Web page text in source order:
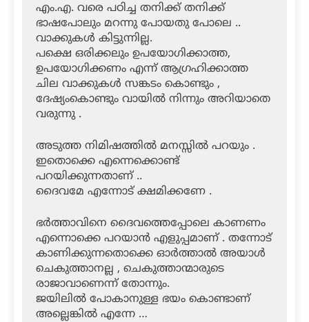
എം.എ. വരെ പഠിച്ച തനിക്ക് തനിക്ക്
ഭാഷപോലും മറന്നു പോയതു പോലെ ..
വാക്കുകൾ കിട്ടുന്നില്ല.
പക്ഷെ ഒരിക്കലും ഉപയോഗിക്കാത്ത,
ഉപയോഗിക്കണം എന്ന് ആഗ്രഹിക്കാത്ത
ചില വാക്കുകൾ സങ്കടം കൊണ്ടും ,
ദേഷ്യംകൊണ്ടും വായിൽ നിന്നും അറിയാതെ
വരുന്നു .
അടുത്ത നിമിഷത്തിൽ മനസ്സിൽ പറയും .
ഇതൊക്കെ എന്നെക്കൊണ്ട്
പറയിക്കുന്നതാണ് ..
ദൈവമേ എന്നോട് ക്ഷമിക്കണേ .
ഭർത്താവിനെ ദൈവത്തെപ്പോലെ കാണണം
എന്നൊക്കെ പറയാൻ എളുപ്പമാണ് . തന്നോട്
കാണിക്കുന്നതൊക്കെ ഓർത്താൽ അയാൾ
ചെകുത്താനല്ല , ചെകുത്താന്മാരുടെ
രാജാവാണെന്ന് തോന്നും.
ജയിലിൽ പോകാനുള്ള ഭയം കൊണ്ടാണ്
അല്ലെങ്കിൽ എന്നേ …